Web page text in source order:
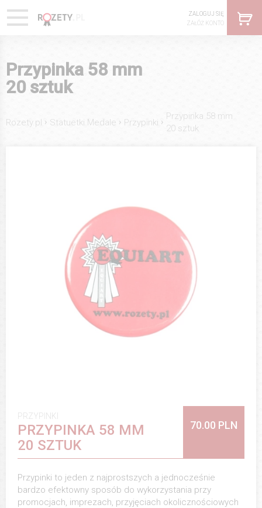
ZALOGUJ SIĘ
ZAŁÓŻ KONTO
Przypinka 58 mm
20 sztuk
Rozety.pl › Statuetki Medale › Przypinki ›
Przypinka 58 mm
20 sztuk
PRZYPINKI
PRZYPINKA 58 MM
20 SZTUK
70.00 PLN
Przypinki to jeden z najprostszych a jednocześnie
bardzo efektowny sposób do wykorzystania przy
promocjach, imprezach, przyjęciach okolicznościowych